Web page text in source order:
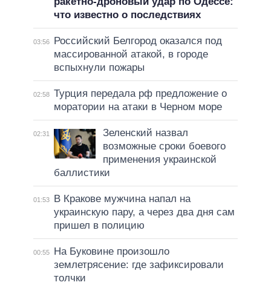
что известно о последствиях
03:56
Российский Белгород оказался под
массированной атакой, в городе
вспыхнули пожары
02:58 Турция передала рф предложение о
моратории на атаки в Черном море
02:31
Зеленский назвал
возможные сроки боевого
применения украинской
баллистики
01:53
В Кракове мужчина напал на
украинскую пару, а через два дня сам
пришел в полицию
00:55
На Буковине произошло
землетрясение: где зафиксировали
толчки